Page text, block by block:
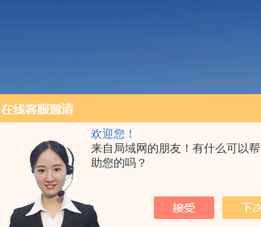
欢迎您！
来自局域网的朋友！有什么可以帮
助您的吗？
技术文章/ 验流计常见故障排查与修复指南